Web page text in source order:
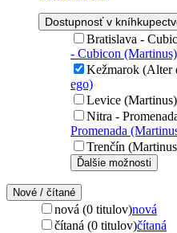
Dostupnosť v
Bratislava -
- Cubicon (Martinus)
Kežmarok (Alter
ego)
Levice
Nitra -
Promenada
Trenčín
Ďalšie možnosti
Nové / čítané
nová (0 titulov)nová
čítaná (0 titulov)čítaná